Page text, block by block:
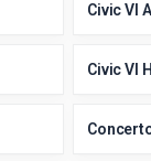
Civic VI
Civic VI